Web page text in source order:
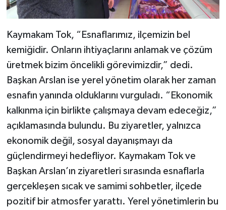
Kaymakam Tok, “Esnaflarımız, ilçemizin bel
kemiğidir. Onların ihtiyaçlarını anlamak ve çözüm
üretmek bizim öncelikli görevimizdir,” dedi.
Başkan Arslan ise yerel yönetim olarak her zaman
esnafın yanında olduklarını vurguladı. “Ekonomik
kalkınma için birlikte çalışmaya devam edeceğiz,”
açıklamasında bulundu. Bu ziyaretler, yalnızca
ekonomik değil, sosyal dayanışmayı da
güçlendirmeyi hedefliyor. Kaymakam Tok ve
Başkan Arslan’ın ziyaretleri sırasında esnaflarla
gerçekleşen sıcak ve samimi sohbetler, ilçede
pozitif bir atmosfer yarattı. Yerel yönetimlerin bu